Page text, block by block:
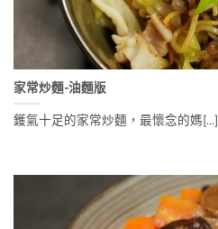
家常炒麵-油麵版
鑊氣十足的家常炒麵，最懷念的媽[...]